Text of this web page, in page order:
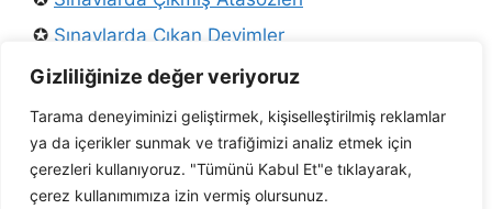
Gizliliğinize değer veriyoruz
Tarama deneyiminizi geliştirmek, kişiselleştirilmiş reklamlar
ya da içerikler sunmak ve trafiğimizi analiz etmek için
çerezleri kullanıyoruz. "Tümünü Kabul Et"e tıklayarak,
çerez kullanımımıza izin vermiş olursunuz.
✪ Sınavlarda Çıkan Deyimler
✪Osmanlı Padişahları
✪KPSS Türkçe Konuları
✪Ders Arşivi Twitter
✪ AÖF Tarih Notları